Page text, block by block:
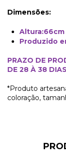
Dimensões:
Altura:66cm
Produzido
PRAZO DE
DE 28 À 38
*Produto
coloração,